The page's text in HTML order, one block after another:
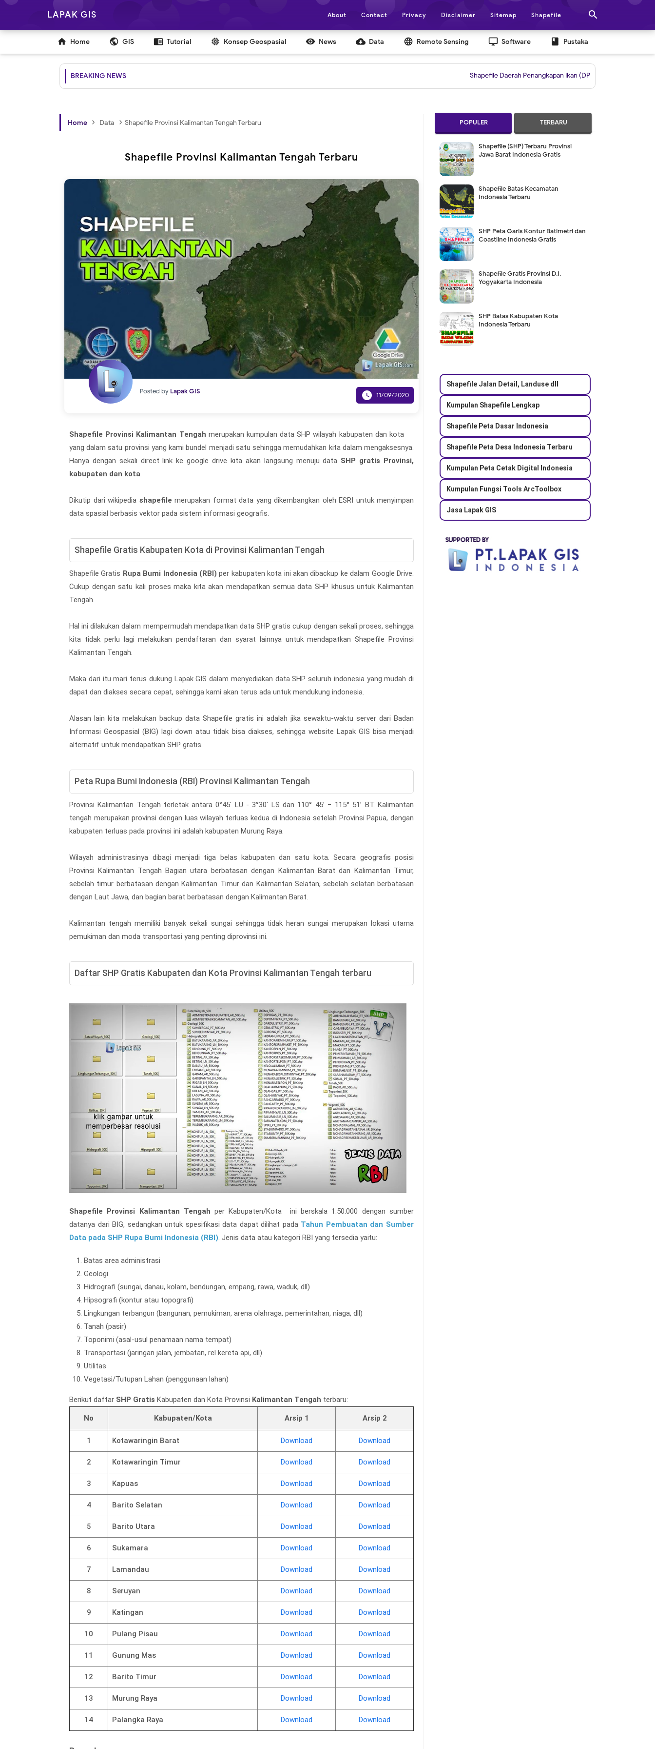
LAPAK GIS 
About Contact Privacy Disclaimer Sitemap Shapefile
 Home public GIS chrome_reader_mode Tutorial  Konsep Geospasial  News cloud_download Data language Remote Sensing desktop_windows Software book Pustaka
BREAKING NEWS Shapefile Daerah Penangkapan Ikan (DPI) | Grid untuk Layout
Home › Data › Shapefile Provinsi Kalimantan Tengah Terbaru
Shapefile Provinsi Kalimantan Tengah Terbaru
Posted by Lapak GIS  11/09/2020
Shapefile Provinsi Kalimantan Tengah merupakan kumpulan data SHP wilayah kabupaten dan kota
yang dalam satu provinsi yang kami bundel menjadi satu sehingga memudahkan kita dalam mengaksesnya.
Hanya dengan sekali direct link ke google drive kita akan langsung menuju data SHP gratis Provinsi,
kabupaten dan kota.
Dikutip dari wikipedia shapefile merupakan format data yang dikembangkan oleh ESRI untuk menyimpan
data spasial berbasis vektor pada sistem informasi geografis.
Shapefile Gratis Kabupaten Kota di Provinsi Kalimantan Tengah
Shapefile Gratis Rupa Bumi Indonesia (RBI) per kabupaten kota ini akan dibackup ke dalam Google Drive.
Cukup dengan satu kali proses maka kita akan mendapatkan semua data SHP khusus untuk Kalimantan
Tengah.
Hal ini dilakukan dalam mempermudah mendapatkan data SHP gratis cukup dengan sekali proses, sehingga
kita tidak perlu lagi melakukan pendaftaran dan syarat lainnya untuk mendapatkan Shapefile Provinsi
Kalimantan Tengah.
Maka dari itu mari terus dukung Lapak GIS dalam menyediakan data SHP seluruh indonesia yang mudah di
dapat dan diakses secara cepat, sehingga kami akan terus ada untuk mendukung indonesia.
Alasan lain kita melakukan backup data Shapefile gratis ini adalah jika sewaktu-waktu server dari Badan
Informasi Geospasial (BIG) lagi down atau tidak bisa diakses, sehingga website Lapak GIS bisa menjadi
alternatif untuk mendapatkan SHP gratis.
Peta Rupa Bumi Indonesia (RBI) Provinsi Kalimantan Tengah
Provinsi Kalimantan Tengah terletak antara 0°45' LU - 3°30' LS dan 110° 45’ − 115° 51’ BT. Kalimantan
tengah merupakan provinsi dengan luas wilayah terluas kedua di Indonesia setelah Provinsi Papua, dengan
kabupaten terluas pada provinsi ini adalah kabupaten Murung Raya.
Wilayah administrasinya dibagi menjadi tiga belas kabupaten dan satu kota. Secara geografis posisi
Provinsi Kalimantan Tengah Bagian utara berbatasan dengan Kalimantan Barat dan Kalimantan Timur,
sebelah timur berbatasan dengan Kalimantan Timur dan Kalimantan Selatan, sebelah selatan berbatasan
dengan Laut Jawa, dan bagian barat berbatasan dengan Kalimantan Barat.
Kalimantan tengah memiliki banyak sekali sungai sehingga tidak heran sungai merupakan lokasi utama
pemukiman dan moda transportasi yang penting diprovinsi ini.
Daftar SHP Gratis Kabupaten dan Kota Provinsi Kalimantan Tengah terbaru
Shapefile Provinsi Kalimantan Tengah per Kabupaten/Kota ini berskala 1:50.000 dengan sumber
datanya dari BIG, sedangkan untuk spesifikasi data dapat dilihat pada Tahun Pembuatan dan Sumber
Data pada SHP Rupa Bumi Indonesia (RBI). Jenis data atau kategori RBI yang tersedia yaitu:
Batas area administrasi
Geologi
Hidrografi (sungai, danau, kolam, bendungan, empang, rawa, waduk, dll)
Hipsografi (kontur atau topografi)
Lingkungan terbangun (bangunan, pemukiman, arena olahraga, pemerintahan, niaga, dll)
Tanah (pasir)
Toponimi (asal-usul penamaan nama tempat)
Transportasi (jaringan jalan, jembatan, rel kereta api, dll)
Utilitas
Vegetasi/Tutupan Lahan (penggunaan lahan)
Berikut daftar SHP Gratis Kabupaten dan Kota Provinsi Kalimantan Tengah terbaru:
No Kabupaten/Kota Arsip 1 Arsip 2
1 Kotawaringin Barat Download Download
2 Kotawaringin Timur Download Download
3 Kapuas Download Download
4 Barito Selatan Download Download
5 Barito Utara Download Download
6 Sukamara Download Download
7 Lamandau Download Download
8 Seruyan Download Download
9 Katingan Download Download
10 Pulang Pisau Download Download
11 Gunung Mas Download Download
12 Barito Timur Download Download
13 Murung Raya Download Download
14 Palangka Raya Download Download
POPULER TERBARU
Shapefile (SHP) Terbaru Provinsi
Jawa Barat Indonesia Gratis
Shapefile Batas Kecamatan
Indonesia Terbaru
SHP Peta Garis Kontur Batimetri dan
Coastline Indonesia Gratis
Shapefile Gratis Provinsi D.I.
Yogyakarta Indonesia
SHP Batas Kabupaten Kota
Indonesia Terbaru
Shapefile Jalan Detail, Landuse dll
Kumpulan Shapefile Lengkap
Shapefile Peta Dasar Indonesia
Shapefile Peta Desa Indonesia Terbaru
Kumpulan Peta Cetak Digital Indonesia
Kumpulan Fungsi Tools ArcToolbox
Jasa Lapak GIS